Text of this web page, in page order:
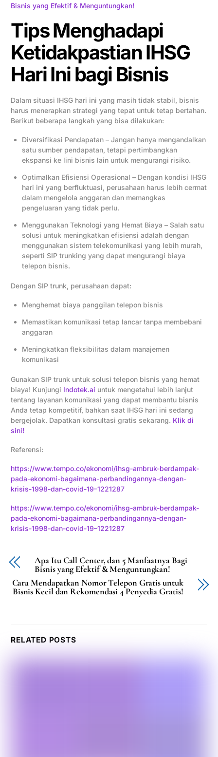
Bisnis yang Efektif & Menguntungkan!
Tips Menghadapi
Ketidakpastian IHSG
Hari Ini bagi Bisnis
Dalam situasi IHSG hari ini yang masih tidak stabil, bisnis
harus menerapkan strategi yang tepat untuk tetap bertahan.
Berikut beberapa langkah yang bisa dilakukan:
Diversifikasi Pendapatan – Jangan hanya mengandalkan
satu sumber pendapatan, tetapi pertimbangkan
ekspansi ke lini bisnis lain untuk mengurangi risiko.
Optimalkan Efisiensi Operasional – Dengan kondisi IHSG
hari ini yang berfluktuasi, perusahaan harus lebih cermat
dalam mengelola anggaran dan memangkas
pengeluaran yang tidak perlu.
Menggunakan Teknologi yang Hemat Biaya – Salah satu
solusi untuk meningkatkan efisiensi adalah dengan
menggunakan sistem telekomunikasi yang lebih murah,
seperti SIP trunking yang dapat mengurangi biaya
telepon bisnis.
Dengan SIP trunk, perusahaan dapat:
Menghemat biaya panggilan telepon bisnis
Memastikan komunikasi tetap lancar tanpa membebani
anggaran
Meningkatkan fleksibilitas dalam manajemen
komunikasi
Gunakan SIP trunk untuk solusi telepon bisnis yang hemat
biaya! Kunjungi Indotek.ai untuk mengetahui lebih lanjut
tentang layanan komunikasi yang dapat membantu bisnis
Anda tetap kompetitif, bahkan saat IHSG hari ini sedang
bergejolak. Dapatkan konsultasi gratis sekarang. Klik di
sini!
Referensi:
https://www.tempo.co/ekonomi/ihsg-ambruk-berdampak-
pada-ekonomi-bagaimana-perbandingannya-dengan-
krisis-1998-dan-covid-19–1221287
https://www.tempo.co/ekonomi/ihsg-ambruk-berdampak-
pada-ekonomi-bagaimana-perbandingannya-dengan-
krisis-1998-dan-covid-19–1221287
Apa Itu Call Center, dan 5 Manfaatnya Bagi
Bisnis yang Efektif & Menguntungkan!
Cara Mendapatkan Nomor Telepon Gratis untuk
Bisnis Kecil dan Rekomendasi 4 Penyedia Gratis!
RELATED POSTS